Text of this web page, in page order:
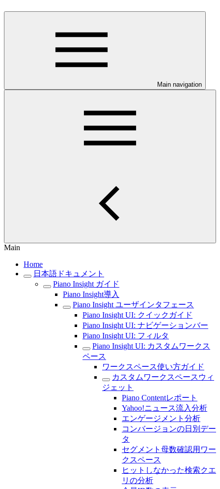
Main navigation
Main
Home
日本語ドキュメント
Piano Insight ガイド
Piano Insight導入
Piano Insight ユーザインタフェース
Piano Insight UI: クイックガイド
Piano Insight UI: ナビゲーションバー
Piano Insight UI: フィルタ
Piano Insight UI: カスタムワークス
ペース
ワークスペース使い方ガイド
カスタムワークスペースウィ
ジェット
Piano Contentレポート
Yahoo!ニュース流入分析
エンゲージメント分析
コンバージョンの日別デー
タ
セグメント母数確認用ワー
クスペース
ヒットしなかった検索クエ
リの分析